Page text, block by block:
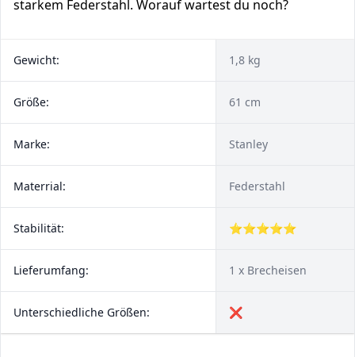
starkem Federstahl. Worauf wartest du noch?
Gewicht: 1,8 kg
Größe: 61 cm
Marke: Stanley
Materrial: Federstahl
Stabilität: ⭐⭐⭐⭐⭐
Lieferumfang: 1 x Brecheisen
Unterschiedliche Größen: ❌